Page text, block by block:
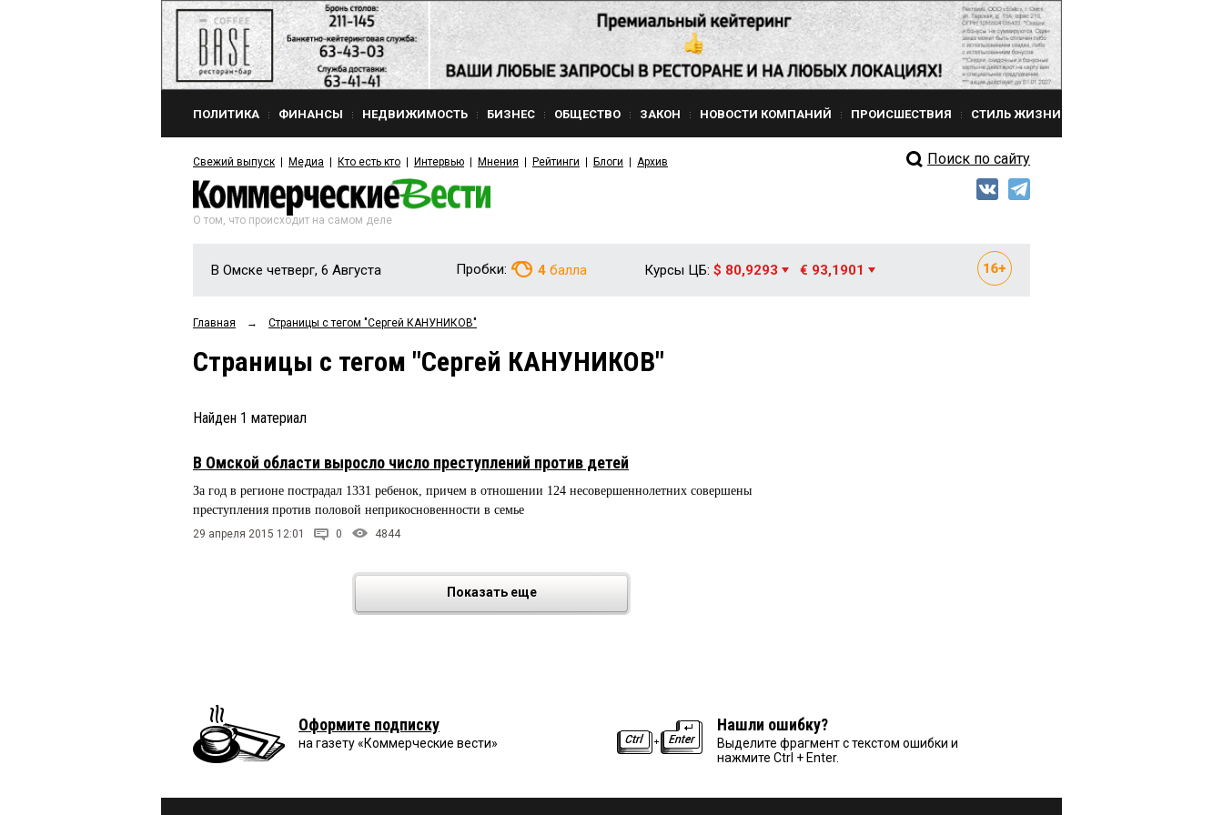
ПОЛИТИКА ФИНАНСЫ НЕДВИЖИМОСТЬ БИЗНЕС ОБЩЕСТВО ЗАКОН НОВОСТИ КОМПАНИЙ ПРОИСШЕСТВИЯ СТИЛЬ ЖИЗНИ
Свежий выпуск Медиа Кто есть кто Интервью Мнения Рейтинги Блоги Архив Поиск по сайту
О том, что происходит на самом деле
В Омске четверг, 6 Августа Пробки: 4 балла Курсы ЦБ: $ 80,9293 € 93,1901
Главная → Страницы c тегом "Сергей КАНУНИКОВ"
Страницы c тегом "Сергей КАНУНИКОВ"
Найден 1 материал
В Омской области выросло число преступлений против детей
За год в регионе пострадал 1331 ребенок, причем в отношении 124 несовершеннолетних совершены
преступления против половой неприкосновенности в семье
29 апреля 2015 12:01 0 4844
Показать еще
Оформите подписку
на газету «Коммерческие вести»
Нашли ошибку?
Выделите фрагмент с текстом ошибки и
нажмите Ctrl + Enter.